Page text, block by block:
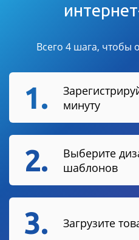
Всего 4 шага, чтобы
1.
минуту
2.
Выберите
шаблонов
3. Загрузите